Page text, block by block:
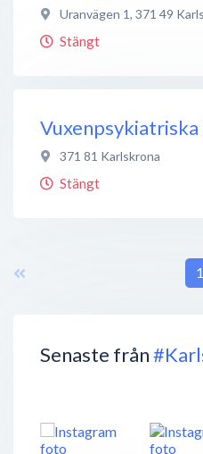
Senaste från
Uranvägen 1, 371 49
Stängt
371 81 Karlskrona
Stängt
1